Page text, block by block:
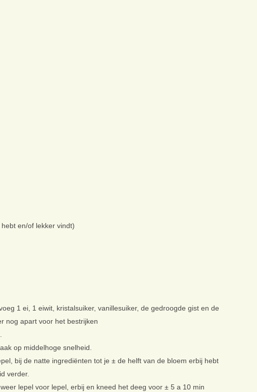
en/of lekker vindt)
1 ei, 1 eiwit, kristalsuiker, vanillesuiker, de gedroogde gist en de
nog apart voor het bestrijken
op middelhoge snelheid.
bij de natte ingrediënten tot je ± de helft van de bloem erbij hebt
verder.
lepel voor lepel, erbij en kneed het deeg voor ± 5 a 10 min